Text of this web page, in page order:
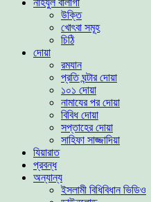
নাহযুল বালাগা
উক্তি
খোৎবা সমূহ
চিঠি
দোয়া
রমযান
প্রতি ঘন্টার দোয়া
১০১ দোয়া
নামাযের পর দোয়া
বিবিধ দোয়া
সপ্তাহের দোয়া
সাহিফা সাজ্জাদিয়া
যিয়ারাত
প্রবন্ধ
অন্যান্য
ইসলামী বিধিবিধান ভিডিও